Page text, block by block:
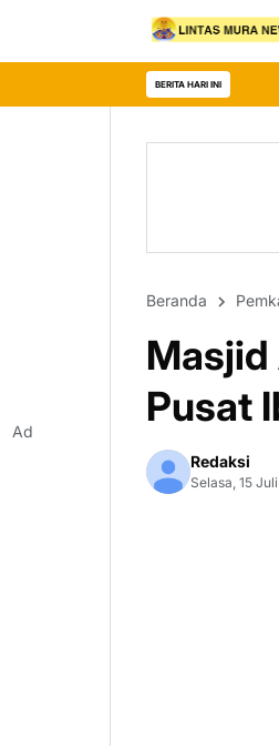
BERITA HARI INIApel
Beranda
Pusat
Redaksi
Selasa, 15
Ad